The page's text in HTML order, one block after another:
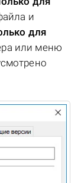
и
для
или меню